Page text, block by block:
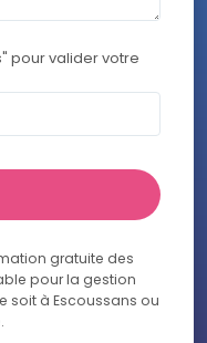
pour valider votre
gratuite des
pour la gestion
soit à Escoussans ou